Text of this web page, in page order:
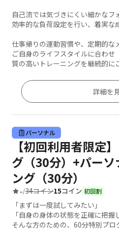
自己流では気づきにくい細かなフ
効率的な負荷設定を行い、着実な
仕事帰りの運動習慣や、定期的な
ご自身のライフスタイルに合わせ
質の高いトレーニングを継続的に
詳細を
パーソナル
【初回利用者限定
グ（30分）+パー
ング（30分）
-/34コイン15コイン 初回割
「まずは一度試してみたい」
「自身の身体の状態を正確に把握
そんな方のための、60分特別プロ